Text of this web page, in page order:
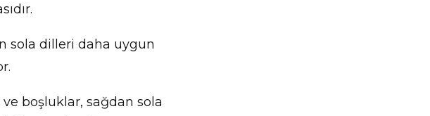
sola dilleri daha uygun
boşluklar, sağdan sola